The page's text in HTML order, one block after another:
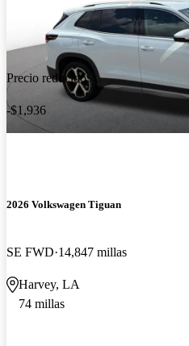
Precio reducido
-$1,936
2026 Volkswagen Tiguan
SE FWD 14,847 millas
Harvey, LA
74 millas